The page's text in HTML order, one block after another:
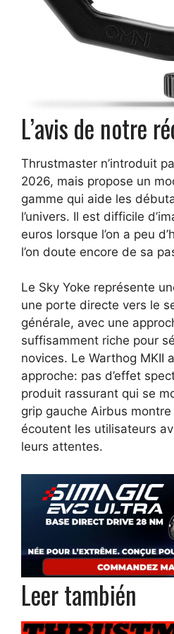
L’avis de notre
Thrustmaster n’introduit
2026, mais propose un
gamme qui aide les
l’univers. Il est difficile
euros lorsque l’on a peu
l’on doute encore de sa
Le Sky Yoke représente
une porte directe vers le
générale, avec une
suffisamment riche pour
novices. Le Warthog MKII
approche: pas d’effet
produit rassurant qui se
grip gauche Airbus
écoutent les utilisateurs
leurs attentes.
Leer también